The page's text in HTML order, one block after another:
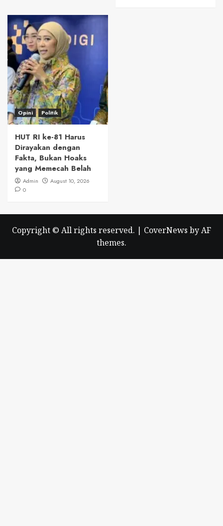
Opini Politik
HUT RI ke-81 Harus
Dirayakan dengan
Fakta, Bukan Hoaks
yang Memecah Belah
Admin
August 10, 2026
0
Copyright © All rights reserved. | CoverNews by AF
themes.